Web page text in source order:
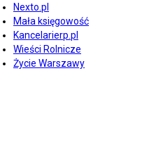
Nexto.pl
Mała księgowość
Kancelarierp.pl
Wieści Rolnicze
Życie Warszawy